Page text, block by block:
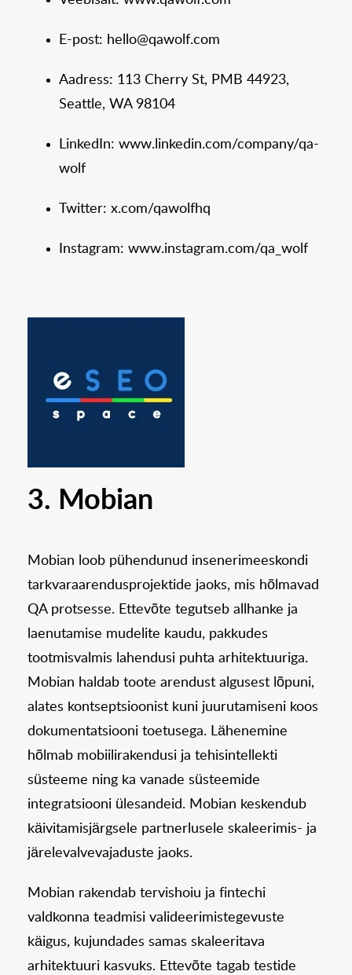
E-post: hello@qawolf.com
Aadress: 113 Cherry St, PMB 44923,
Seattle, WA 98104
LinkedIn: www.linkedin.com/company/qa-
wolf
Twitter: x.com/qawolfhq
Instagram: www.instagram.com/qa_wolf
3. Mobian
Mobian loob pühendunud insenerimeeskondi
tarkvaraarendusprojektide jaoks, mis hõlmavad
QA protsesse. Ettevõte tegutseb allhanke ja
laenutamise mudelite kaudu, pakkudes
tootmisvalmis lahendusi puhta arhitektuuriga.
Mobian haldab toote arendust algusest lõpuni,
alates kontseptsioonist kuni juurutamiseni koos
dokumentatsiooni toetusega. Lähenemine
hõlmab mobiilirakendusi ja tehisintellekti
süsteeme ning ka vanade süsteemide
integratsiooni ülesandeid. Mobian keskendub
käivitamisjärgsele partnerlusele skaleerimis- ja
järelevalvevajaduste jaoks.
Mobian rakendab tervishoiu ja fintechi
valdkonna teadmisi valideerimistegevuste
käigus, kujundades samas skaleeritava
arhitektuuri kasvuks. Ettevõte tagab testide